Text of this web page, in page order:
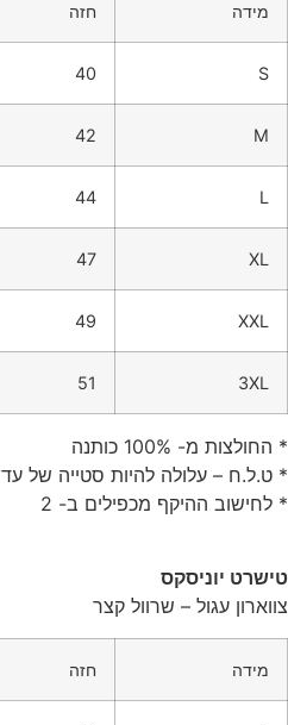
מידה חזה
S
40
M
42
L
44
XL
47
XXL
49
3XL
51
* החולצות מ- 100% כותנה
* ט.ל.ח – עלולה להיות סטייה של עד 1 ס”מ
* לחישוב ההיקף מכפילים ב- 2
טישרט יוניסקס
צווארון עגול – שרוול קצר
מידה חזה